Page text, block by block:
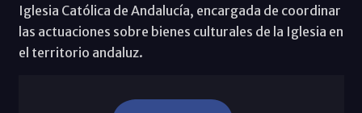
Iglesia Católica de Andalucía, encargada de coordinar
las actuaciones sobre bienes culturales de la Iglesia en
el territorio andaluz.